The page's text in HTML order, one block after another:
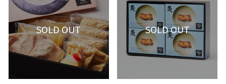
SOLD OUT SOLD OUT